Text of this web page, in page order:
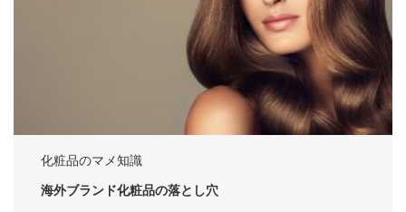
化粧品のマメ知識
海外ブランド化粧品の落とし穴